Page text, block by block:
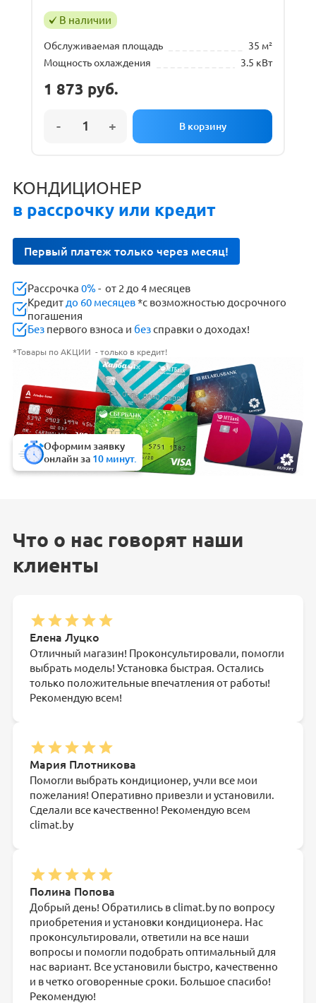
В наличии
Обслуживаемая площадь
35 м²
Мощность охлаждения
3.5 кВт
1 873 руб.
КОНДИЦИОНЕР
в рассрочку или кредит
Первый платеж только через месяц!
Рассрочка0% - от 2 до 4 месяцев
Кредит до 60 месяцев*с возможностью досрочного
погашения
Без первого взноса и безсправки о доходах!
*Товары по АКЦИИ - только в кредит!
Оформим заявку
онлайн за 10 минут.
Что о нас говорят наши
клиенты
Елена Луцко
Отличный магазин! Проконсультировали, помогли
выбрать модель! Установка быстрая. Остались
только положительные впечатления от работы!
Рекомендую всем!
Мария Плотникова
Помогли выбрать кондиционер, учли все мои
пожелания! Оперативно привезли и установили.
Сделали все качественно! Рекомендую всем
climat.by
Полина Попова
Добрый день! Обратились в climat.by по вопросу
приобретения и установки кондиционера. Нас
проконсультировали, ответили на все наши
вопросы и помогли подобрать оптимальный для
нас вариант. Все установили быстро, качественно
и в четко оговоренные сроки. Большое спасибо!
Рекомендую!